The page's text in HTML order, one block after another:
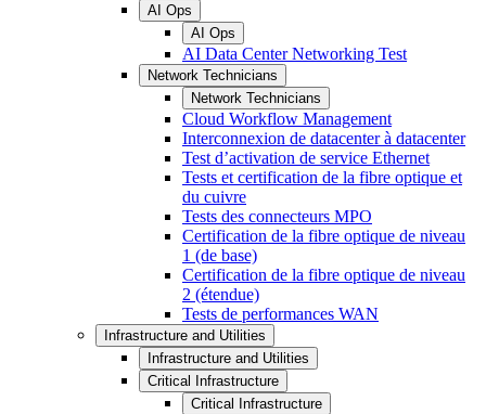
AI Ops
AI Ops
AI Data Center Networking Test
Network Technicians
Network Technicians
Cloud Workflow Management
Interconnexion de datacenter à datacenter
Test d’activation de service Ethernet
Tests et certification de la fibre optique et
du cuivre
Tests des connecteurs MPO
Certification de la fibre optique de niveau
1 (de base)
Certification de la fibre optique de niveau
2 (étendue)
Tests de performances WAN
Infrastructure and Utilities
Infrastructure and Utilities
Critical Infrastructure
Critical Infrastructure